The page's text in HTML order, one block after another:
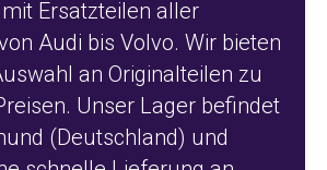
Ersatzteilen aller
Audi bis Volvo. Wir bieten
an Originalteilen zu
Unser Lager befindet
(Deutschland) und